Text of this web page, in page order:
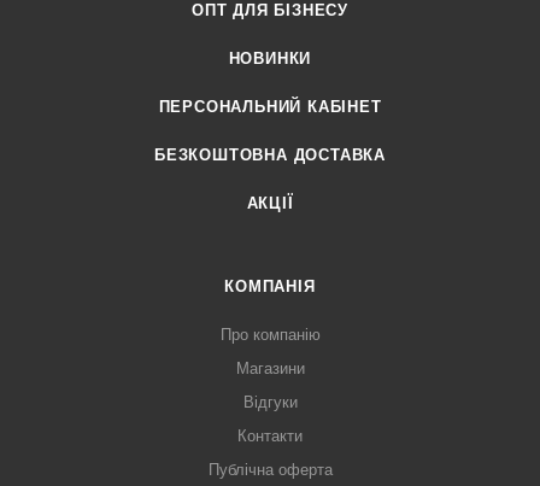
ОПТ ДЛЯ БІЗНЕСУ
НОВИНКИ
ПЕРСОНАЛЬНИЙ КАБІНЕТ
БЕЗКОШТОВНА ДОСТАВКА
АКЦІЇ
КОМПАНІЯ
Про компанію
Магазини
Відгуки
Контакти
Публічна оферта